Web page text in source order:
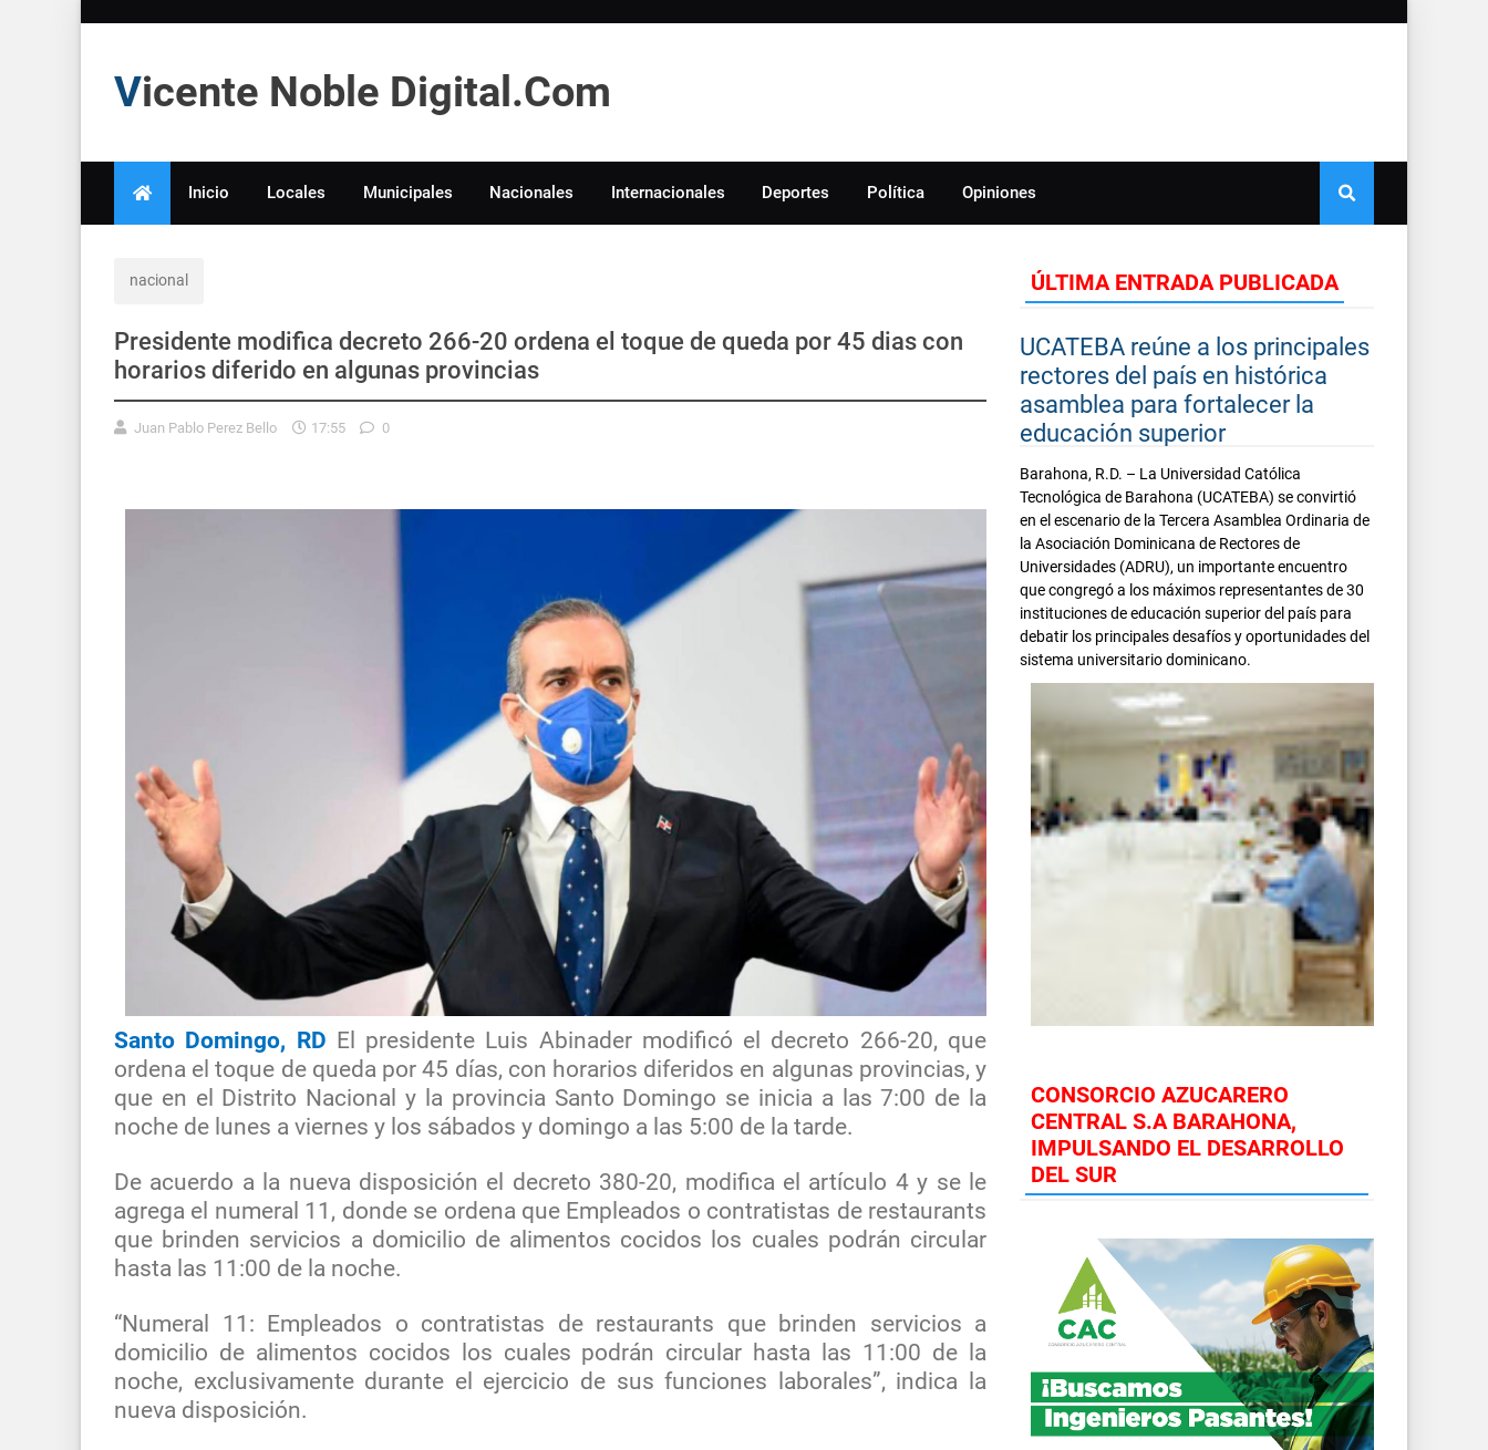
Vicente Noble Digital.Com
Inicio Locales Municipales Nacionales Internacionales Deportes Política Opiniones
nacional
Presidente modifica decreto 266-20 ordena el toque de queda por 45 dias con
horarios diferido en algunas provincias
Juan Pablo Perez Bello 17:55 0
Santo Domingo, RD El presidente Luis Abinader modificó el decreto 266-20, que
ordena el toque de queda por 45 días, con horarios diferidos en algunas provincias, y
que en el Distrito Nacional y la provincia Santo Domingo se inicia a las 7:00 de la
noche de lunes a viernes y los sábados y domingo a las 5:00 de la tarde.
De acuerdo a la nueva disposición el decreto 380-20, modifica el artículo 4 y se le
agrega el numeral 11, donde se ordena que Empleados o contratistas de restaurants
que brinden servicios a domicilio de alimentos cocidos los cuales podrán circular
hasta las 11:00 de la noche.
“Numeral 11: Empleados o contratistas de restaurants que brinden servicios a
domicilio de alimentos cocidos los cuales podrán circular hasta las 11:00 de la
noche, exclusivamente durante el ejercicio de sus funciones laborales”, indica la
nueva disposición.
ÚLTIMA ENTRADA PUBLICADA
UCATEBA reúne a los principales
rectores del país en histórica
asamblea para fortalecer la
educación superior
Barahona, R.D. – La Universidad Católica
Tecnológica de Barahona (UCATEBA) se convirtió
en el escenario de la Tercera Asamblea Ordinaria de
la Asociación Dominicana de Rectores de
Universidades (ADRU), un importante encuentro
que congregó a los máximos representantes de 30
instituciones de educación superior del país para
debatir los principales desafíos y oportunidades del
sistema universitario dominicano.
CONSORCIO AZUCARERO
CENTRAL S.A BARAHONA,
IMPULSANDO EL DESARROLLO
DEL SUR